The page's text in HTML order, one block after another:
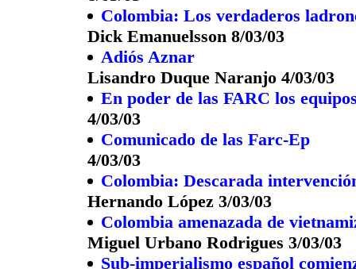
Colombia: Los verdaderos
Dick Emanuelsson 8/03/03
Adiós Aznar
Lisandro Duque Naranjo 4/03/03
En poder de las FARC los
4/03/03
Comunicado de las Farc-Ep
4/03/03
Colombia: Descarada
Hernando López 3/03/03
Colombia amenazada de
Miguel Urbano Rodrigues 3/03/03
Sub-imperialismo español